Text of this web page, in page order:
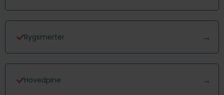
Rygsmerter
Hovedpine